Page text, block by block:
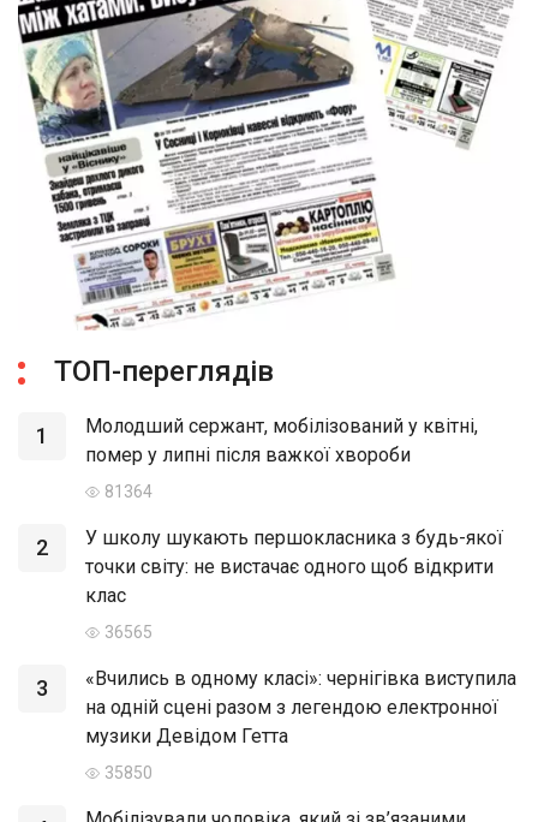
ТОП-переглядів
1
Молодший сержант, мобілізований у квітні,
помер у липні після важкої хвороби
81364
2
У школу шукають першокласника з будь-якої
точки світу: не вистачає одного щоб відкрити
клас
36565
3
«Вчились в одному класі»: чернігівка виступила
на одній сцені разом з легендою електронної
музики Девідом Гетта
35850